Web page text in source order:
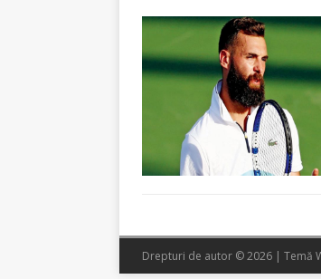
Drepturi de autor © 2026 | Temă